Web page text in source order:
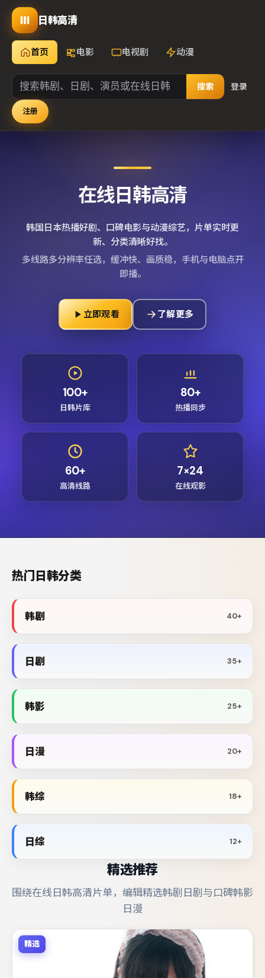
日韩高清
首页 电影 电视剧 动漫
搜索 登录
注册
在线日韩高清
韩国日本热播好剧、口碑电影与动漫综艺，片单实时更
新、分类清晰好找。
多线路多分辨率任选，缓冲快、画质稳，手机与电脑点开
即播。
立即观看 了解更多
100+
日韩片库
80+
热播同步
60+
高清线路
7×24
在线观影
热门日韩分类
韩剧 40+
日剧 35+
韩影 25+
日漫 20+
韩综 18+
日综 12+
精选推荐
围绕在线日韩高清片单，编辑精选韩剧日剧与口碑韩影
日漫
精选